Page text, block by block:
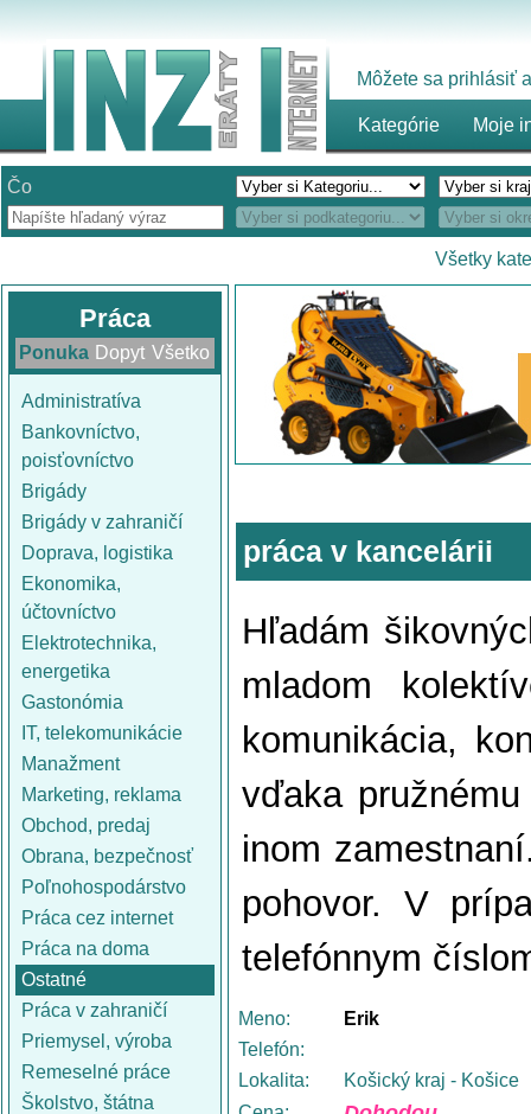
Môžete sa prihlásiť
Kategórie Moje
Čo
Všetky
Práca
Ponuka Dopyt Všetko
Administratíva
Bankovníctvo,
poisťovníctvo
Brigády
Brigády v zahraničí
Doprava, logistika
Ekonomika,
účtovníctvo
Elektrotechnika,
energetika
Gastonómia
IT, telekomunikácie
Manažment
Marketing, reklama
Obchod, predaj
Obrana, bezpečnosť
Poľnohospodárstvo
Práca cez internet
Práca na doma
Ostatné
Práca v zahraničí
Priemysel, výroba
Remeselné práce
Školstvo, štátna
práca v kancelárii
Hľadám
mladom
komunikácia,
vďaka
inom
pohovor. V
telefónnym
Meno:
Erik
Telefón:
Lokalita:
Košický kraj - Košice